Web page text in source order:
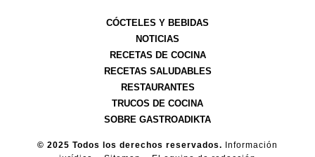
CÓCTELES Y BEBIDAS
NOTICIAS
RECETAS DE COCINA
RECETAS SALUDABLES
RESTAURANTES
TRUCOS DE COCINA
SOBRE GASTROADIKTA
© 2025 Todos los derechos reservados.
Información